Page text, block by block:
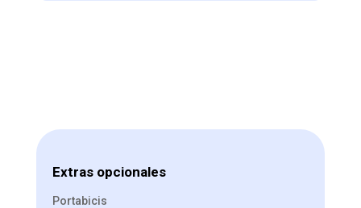
Extras opcionales
Portabicis